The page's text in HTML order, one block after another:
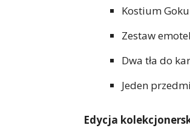
Kostium
Zestaw
Dwa tła do
Jeden
Edycja